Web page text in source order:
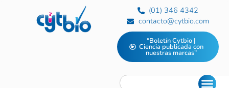
(01) 346 4342
contacto@cytbio.com
“Boletín Cytbio |
Ciencia publicada con
nuestras marcas”